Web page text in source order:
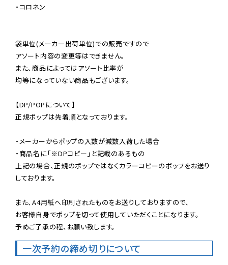
・コロネン
袋単位(メーカー出荷単位)での販売ですので
アソート内容の変更等はできません。
また、商品によってはアソート比率が
均等になっていない商品もございます。
【DP/POPについて】
正規ポップは先着順となっております。
・メーカーからポップの入数が減数入荷した場合
・商品名に「※DPコピー」と記載のあるもの
上記の場合、正規のポップではなくカラーコピーのポップをお送り
しております。
また、A4用紙へ印刷されたものをお送りしておりますので、
お客様自身でポップを切って使用していただくことになります。
予めご了承の程、お願い致します。
一次予約の締め切りについて